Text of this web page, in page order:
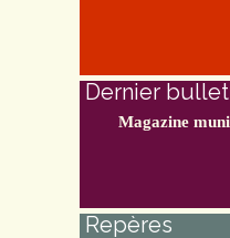
Dernier
Magazine
Repères